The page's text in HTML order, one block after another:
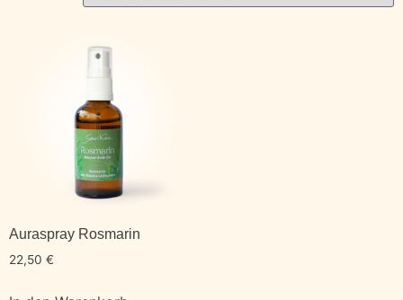
Auraspray Rosmarin
22,50 €